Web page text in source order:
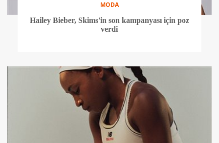
MODA
Hailey Bieber, Skims'in son kampanyası için poz
verdi